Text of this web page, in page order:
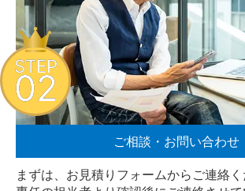
ご相談・お問い合わせ
まずは、お見積りフォームからご連絡く
STEP
02